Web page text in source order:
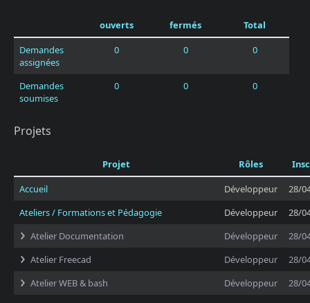
ouverts fermés
Total
Demandes
assignées
0 0 0
Demandes
soumises
0 0 0
Projets
Projet Rôles
Accueil
Développeur
28/
Ateliers / Formations et Pédagogie
Développeur
28/
Atelier Documentation
Développeur
28/
Atelier Freecad
Développeur
28/
Atelier WEB & bash
Développeur
28/